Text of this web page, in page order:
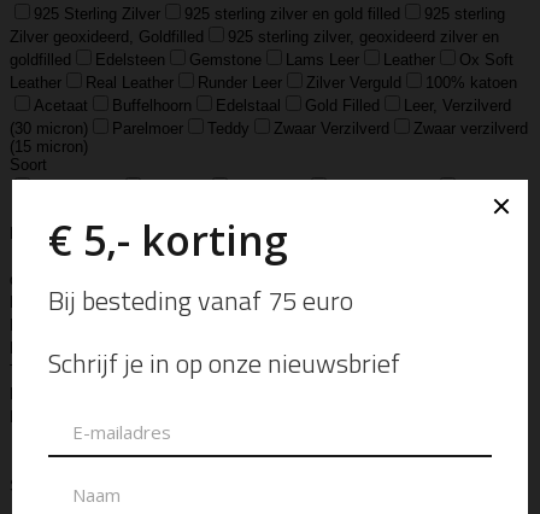
925 Sterling Zilver
925 sterling zilver en gold filled
925 sterling
Zilver geoxideerd, Goldfilled
925 sterling zilver, geoxideerd zilver en
goldfilled
Edelsteen Gemstone Lams Leer Leather
Ox Soft
Leather
Real Leather Runder Leer Zilver Verguld
100% katoen
Acetaat
Buffelhoorn Edelstaal Gold Filled
Leer, Verzilverd
(30 micron)
Parelmoer Teddy Zwaar Verzilverd
Zwaar verzilverd
(15 micron)
Soort
Bowlingtas
Brillen Etui Broche Bumbag
Clutch
Creditcard Houder Creditcard Wallet
de Parfum
Fiber Sticks
Geurkaars Geurkaart Hand- & Bodylotion
Tasje
Mills Mini Bag Muts
Navulling ‘Catalytic’ Geurbrander
Schouderband
schoudertas
Shopper
Sjaal Sleuteletui Sleutelhanger
Special Edition
Stolp
Strap